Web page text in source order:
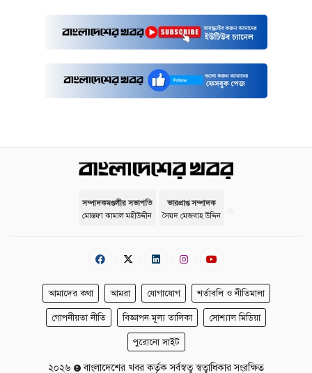
সম্পাদকমণ্ডলীর সভাপতি
মোস্তফা কামাল মহীউদ্দীন
ভারপ্রাপ্ত সম্পাদক
সৈয়দ মেজবাহ উদ্দিন
আমাদের কথা আমরা যোগাযোগ শর্তাবলি ও নীতিমালা
গোপনীয়তা নীতি বিজ্ঞাপন মূল্য তালিকা সোশ্যাল মিডিয়া
পুরোনো সাইট
২০২৬ বাংলাদেশের খবর কর্তৃক সর্বস্বত্ব স্বত্বাধিকার সংরক্ষিত